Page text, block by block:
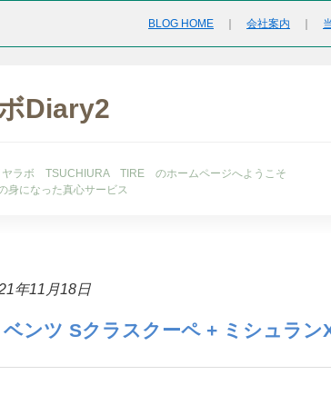
BLOG HOME 会社案内
Diary2
ヤラボ TSUCHIURA TIRE のホームページへようこそ
なった真心サービス
年11月18日
ンツ Sクラスクーペ + ミシュラン